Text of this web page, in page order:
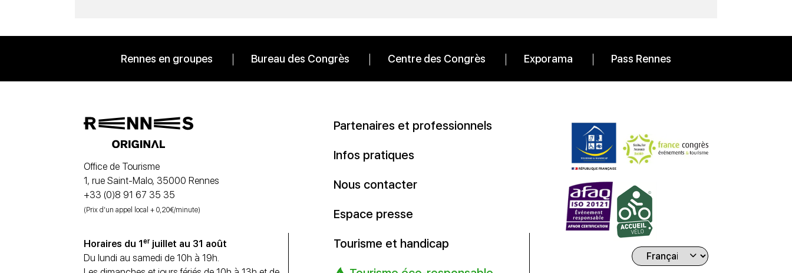
Rennes en groupes Bureau des Congrès Centre des Congrès Exporama Pass Rennes
Office de Tourisme
1, rue Saint-Malo, 35000 Rennes
+33 (0)8 91 67 35 35
(Prix d’un appel local + 0,20€/minute)
Horaires du 1 er juillet au 31 août
Du lundi au samedi de 10h à 19h.
Partenaires et professionnels
Infos pratiques
Nous contacter
Espace presse
Tourisme et handicap